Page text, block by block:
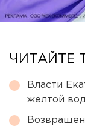
ЧИТАЙТЕ
Власти
желтой